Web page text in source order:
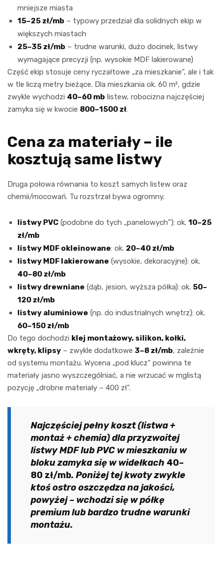
mniejsze miasta
15–25 zł/mb – typowy przedział dla solidnych ekip w
większych miastach
25–35 zł/mb – trudne warunki, dużo docinek, listwy
wymagające precyzji (np. wysokie MDF lakierowane)
Część ekip stosuje ceny ryczałtowe „za mieszkanie”, ale i tak
w tle liczą metry bieżące. Dla mieszkania ok. 60 m², gdzie
zwykle wychodzi 40–60 mb listew, robocizna najczęściej
zamyka się w kwocie 800–1500 zł.
Cena za materiały – ile
kosztują same listwy
Druga połowa równania to koszt samych listew oraz
chemii/mocowań. Tu rozstrzał bywa ogromny.
listwy PVC (podobne do tych „panelowych”): ok. 10–25
zł/mb
listwy MDF okleinowane: ok. 20–40 zł/mb
listwy MDF lakierowane (wysokie, dekoracyjne): ok.
40–80 zł/mb
listwy drewniane (dąb, jesion, wyższa półka): ok. 50–
120 zł/mb
listwy aluminiowe (np. do industrialnych wnętrz): ok.
60–150 zł/mb
Do tego dochodzi klej montażowy, silikon, kołki,
wkręty, klipsy – zwykle dodatkowe 3–8 zł/mb, zależnie
od systemu montażu. Wycena „pod klucz” powinna te
materiały jasno wyszczególniać, a nie wrzucać w mglistą
pozycję „drobne materiały – 400 zł”.
Najczęściej pełny koszt (listwa +
montaż + chemia) dla przyzwoitej
listwy MDF lub PVC w mieszkaniu w
bloku zamyka się w widełkach 40–
80 zł/mb. Poniżej tej kwoty zwykle
ktoś ostro oszczędza na jakości,
powyżej – wchodzi się w półkę
premium lub bardzo trudne warunki
montażu.